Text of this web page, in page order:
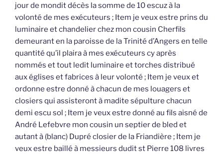
jour de mondit décès la somme de 10 escuz à la
volonté de mes exécuteurs ; Item je veux estre prins du
luminaire et chandelier chez mon cousin Cherfils
demeurant en la paroisse de la Trinité d’Angers en telle
quantité qu’il plaira à mes exécuteurs cy après
nommés et tout ledit luminaire et torches distribué
aux églises et fabrices à leur volonté ; Item je veux et
ordonne estre donné à chacun de mes louagers et
closiers qui assisteront à madite sépulture chacun
demi escu sol ; Item je veux estre donné au fils aisné de
André Lefebvre mon cousin un septier de bled et
autant à (blanc) Dupré closier de la Friandière ; Item je
veux estre baillé à messieurs dudit st Pierre 108 livres